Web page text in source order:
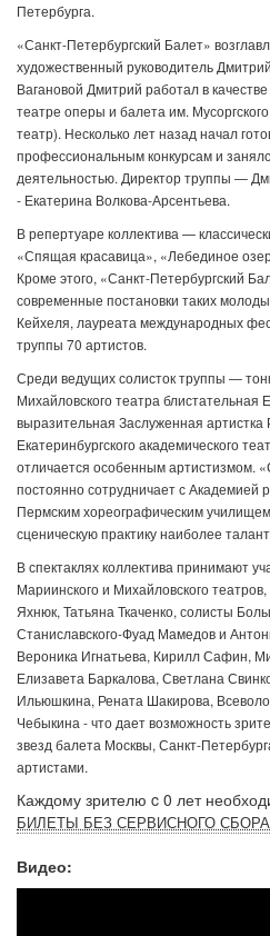
Петербурга.
«Санкт-Петербургский Балет»
художественный руководитель
Вагановой Дмитрий работал в
театре оперы и балета им.
театр). Несколько лет назад начал
профессиональным конкурсам и
деятельностью. Директор труппы —
- Екатерина Волкова-Арсентьева.
В репертуаре коллектива —
«Спящая красавица», «Лебединое
Кроме этого, «Санкт-Петербургский
современные постановки таких
Кейхеля, лауреата международных
труппы 70 артистов.
Среди ведущих солисток труппы —
Михайловского театра блистательная
выразительная Заслуженная
Екатеринбургского академического
отличается особенным артистизмом.
постоянно сотрудничает с Академией
Пермским хореографическим
сценическую практику наиболее
В спектаклях коллектива принимают
Мариинского и Михайловского
Яхнюк, Татьяна Ткаченко, солисты
Станиславского-Фуад Мамедов и
Вероника Игнатьева, Кирилл Сафин,
Елизавета Баркалова, Светлана
Ильюшкина, Рената Шакирова,
Чебыкина - что дает возможность
звезд балета Москвы, Санкт-
артистами.
Каждому зрителю c 0 лет
БИЛЕТЫ БЕЗ СЕРВИСНОГО
Видео: